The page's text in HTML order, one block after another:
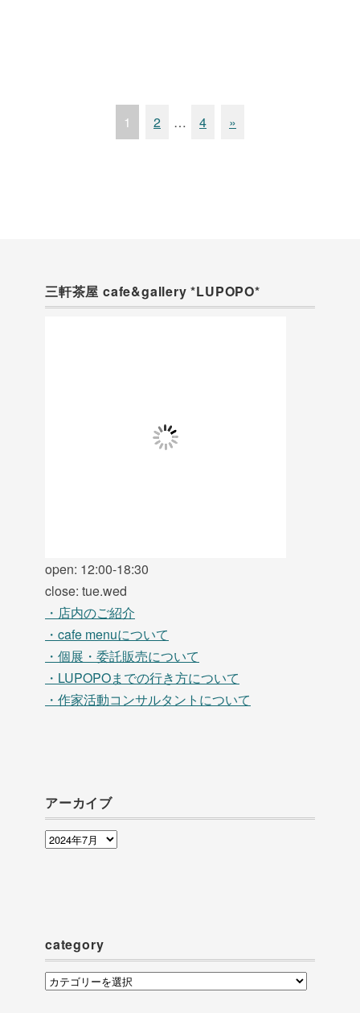
1 2 … 4 »
三軒茶屋 cafe&gallery *LUPOPO*
open: 12:00-18:30
close: tue.wed
・店内のご紹介
・cafe menuについて
・個展・委託販売について
・LUPOPOまでの行き方について
・作家活動コンサルタントについて
アーカイブ
ア
category
category